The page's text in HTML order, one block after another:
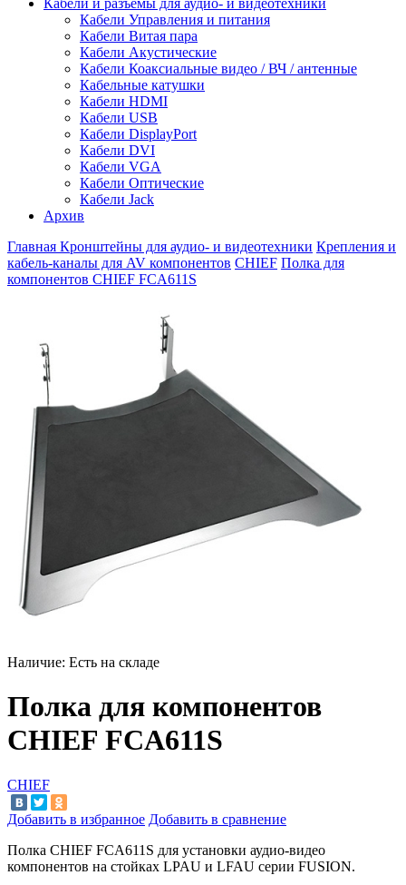
Кабели Управления и питания
Кабели Витая пара
Кабели Акустические
Кабели Коаксиальные видео / ВЧ / антенные
Кабельные катушки
Кабели HDMI
Кабели USB
Кабели DisplayPort
Кабели DVI
Кабели VGA
Кабели Оптические
Кабели Jack
Архив
Главная Кронштейны для аудио- и видеотехники Крепления и
кабель-каналы для AV компонентов CHIEF Полка для
компонентов CHIEF FCA611S
Наличие: Есть на складе
Полка для компонентов
CHIEF FCA611S
CHIEF
Добавить в избранное Добавить в сравнение
Полка CHIEF FCA611S для установки аудио-видео
компонентов на стойках LPAU и LFAU серии FUSION.